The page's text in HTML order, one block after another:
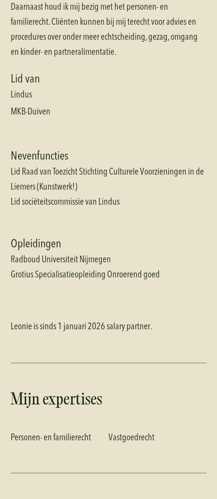
Daarnaast houd ik mij bezig met het personen- en
familierecht. Cliënten kunnen bij mij terecht voor advies en
procedures over onder meer echtscheiding, gezag, omgang
en kinder- en partneralimentatie.
Lid van
Lindus
MKB-Duiven
Nevenfuncties
Lid Raad van Toezicht Stichting Culturele Voorzieningen in de
Liemers (Kunstwerk!)
Lid sociëteitscommissie van Lindus
Opleidingen
Radboud Universiteit Nijmegen
Grotius Specialisatieopleiding Onroerend goed
Leonie is sinds 1 januari 2026 salary partner.
Mijn expertises
Personen- en familierecht Vastgoedrecht